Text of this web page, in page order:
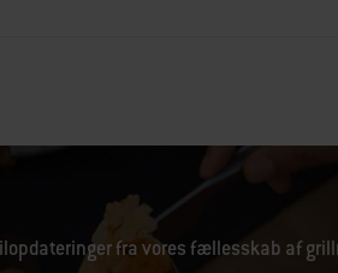
fra vores fællesskab af